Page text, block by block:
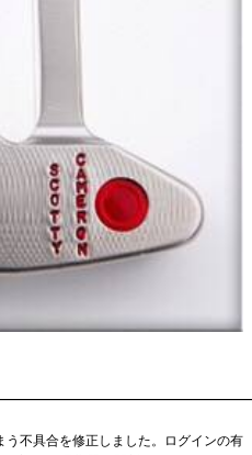
不具合を修正しました。ログインの有